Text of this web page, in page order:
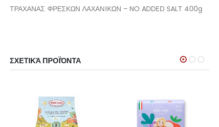
ΤΡΑΧΑΝΑΣ ΦΡΕΣΚΩΝ ΛΑΧΑΝΙΚΩΝ – NO ADDED SALT 400g
ΣΧΕΤΙΚΆ ΠΡΟΪΌΝΤΑ